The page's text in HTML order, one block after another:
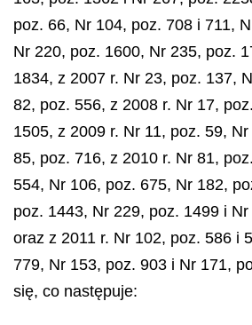
poz. 66, Nr 104, poz. 708 i 711,
Nr 220, poz. 1600, Nr 235, poz.
1834, z 2007 r. Nr 23, poz. 137,
82, poz. 556, z 2008 r. Nr 17,
1505, z 2009 r. Nr 11, poz. 59,
85, poz. 716, z 2010 r. Nr 81,
554, Nr 106, poz. 675, Nr 182,
poz. 1443, Nr 229, poz. 1499 i
oraz z 2011 r. Nr 102, poz. 586 i
779, Nr 153, poz. 903 i Nr 171,
się, co następuje: